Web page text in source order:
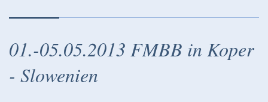
01.-05.05.2013 FMBB in Koper
- Slowenien